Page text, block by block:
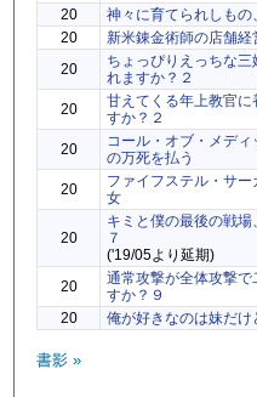
20
神々に育てられしもの
20
新米錬金術師の店舗経
20
ちょっぴりえっちな三
れますか？２
20
甘えてくる年上教官
すか？２
20
コール・オブ・メデ
の万死を払う
20
ファイフステル・サ
女
20
キミと僕の最後の戦
７
('19/05より延期)
20
通常攻撃が全体攻撃
すか？９
20
俺が好きなのは妹だけ
書影 »